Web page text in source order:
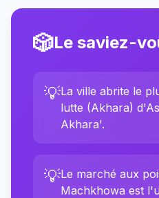
🎲Le saviez-
💡La ville abrite le
lutte (Akhara)
Akhara'.
💡Le marché aux
Machkhowa est